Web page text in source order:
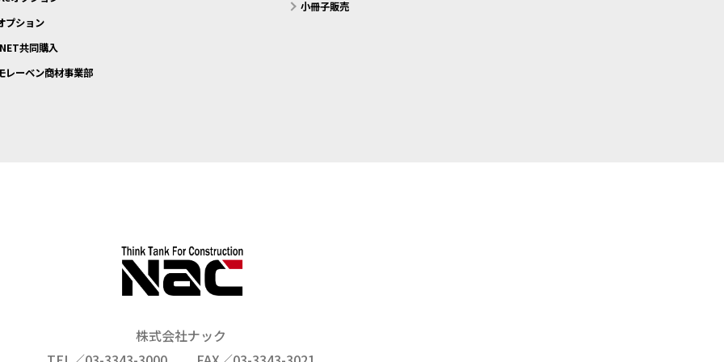
プション
共同購入
レーベン商材事業部
小冊子販売
株式会社ナック